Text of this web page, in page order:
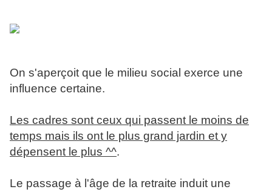
On s'aperçoit que le milieu social exerce une
influence certaine.
Les cadres sont ceux qui passent le moins de
temps mais ils ont le plus grand jardin et y
dépensent le plus ^^.
Le passage à l'âge de la retraite induit une